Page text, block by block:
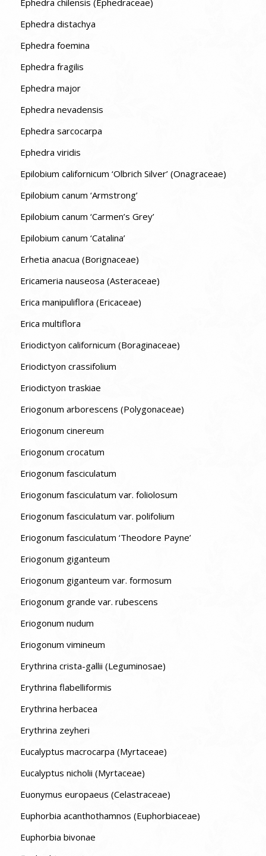
Ephedra distachya
Ephedra foemina
Ephedra fragilis
Ephedra major
Ephedra nevadensis
Ephedra sarcocarpa
Ephedra viridis
Epilobium californicum ‘Olbrich Silver’ (Onagraceae)
Epilobium canum ‘Armstrong’
Epilobium canum ‘Carmen’s Grey’
Epilobium canum ‘Catalina’
Erhetia anacua (Borignaceae)
Ericameria nauseosa (Asteraceae)
Erica manipuliflora (Ericaceae)
Erica multiflora
Eriodictyon californicum (Boraginaceae)
Eriodictyon crassifolium
Eriodictyon traskiae
Eriogonum arborescens (Polygonaceae)
Eriogonum cinereum
Eriogonum crocatum
Eriogonum fasciculatum
Eriogonum fasciculatum var. foliolosum
Eriogonum fasciculatum var. polifolium
Eriogonum fasciculatum ‘Theodore Payne’
Eriogonum giganteum
Eriogonum giganteum var. formosum
Eriogonum grande var. rubescens
Eriogonum nudum
Eriogonum vimineum
Erythrina crista-gallii (Leguminosae)
Erythrina flabelliformis
Erythrina herbacea
Erythrina zeyheri
Eucalyptus macrocarpa (Myrtaceae)
Eucalyptus nicholii (Myrtaceae)
Euonymus europaeus (Celastraceae)
Euphorbia acanthothamnos (Euphorbiaceae)
Euphorbia bivonae